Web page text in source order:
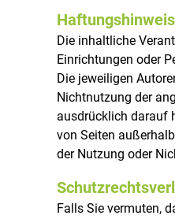
r
S
a
a
l
e
-
O
r
l
a
Haftungshinweis
Die inhaltliche
Einrichtungen oder
Die jeweiligen
Nichtnutzung der
ausdrücklich darauf
von Seiten
der Nutzung oder
Falls Sie vermuten,